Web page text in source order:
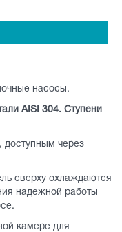
насосы.
AISI
304. Ступени
доступным через
сверху охлаждаются
надежной работы
камере для